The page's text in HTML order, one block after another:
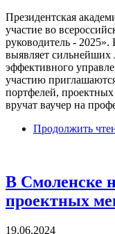
Президентская
участие во
руководитель - 2025».
выявляет сильнейших
эффективного
участию
портфелей,
вручат ваучер на
Продолжить
В Смоленске
проектных
19.06.2024